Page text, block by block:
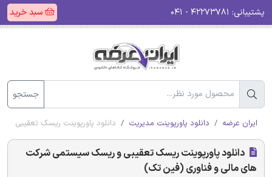
پشتیبانی: سبد خرید
جستجو
ایران عرضه دانلود پاورپوینت مدیریت دانلود پاورپوینت ریسک
دانلود پاورپوینت ریسک تعقیبی و ریسک سیستمی شرکت
های مالی و فناوری (فین تک)